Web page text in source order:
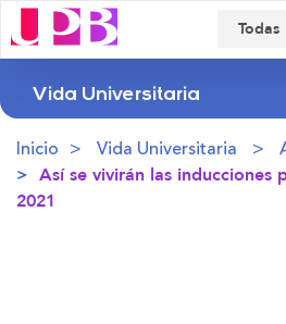
Vida Universitaria
Inicio Vida Universitaria
Así se vivirán las inducciones
2021